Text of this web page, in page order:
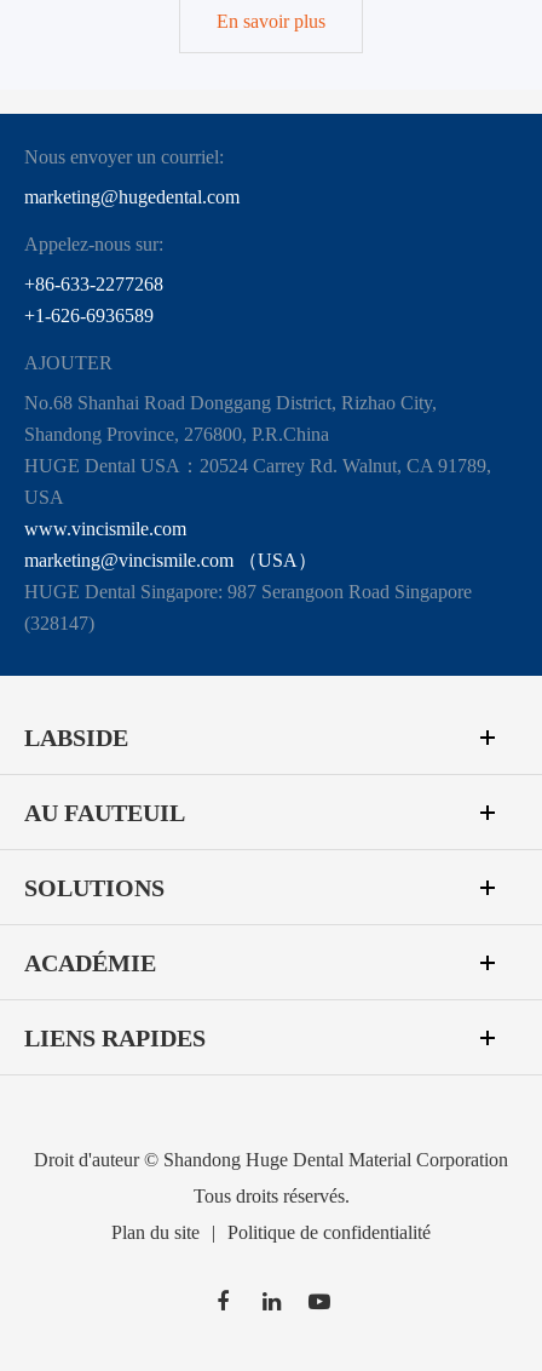
En savoir plus
Nous envoyer un courriel:
marketing@hugedental.com
Appelez-nous sur:
+86-633-2277268
+1-626-6936589
AJOUTER
No.68 Shanhai Road Donggang District, Rizhao City,
Shandong Province, 276800, P.R.China
HUGE Dental USA：20524 Carrey Rd. Walnut, CA 91789,
USA
www.vincismile.com
marketing@vincismile.com （USA）
HUGE Dental Singapore: 987 Serangoon Road Singapore
(328147)
LABSIDE
AU FAUTEUIL
SOLUTIONS
ACADÉMIE
LIENS RAPIDES
Droit d'auteur © Shandong Huge Dental Material Corporation
Tous droits réservés.
Plan du site
Politique de confidentialité